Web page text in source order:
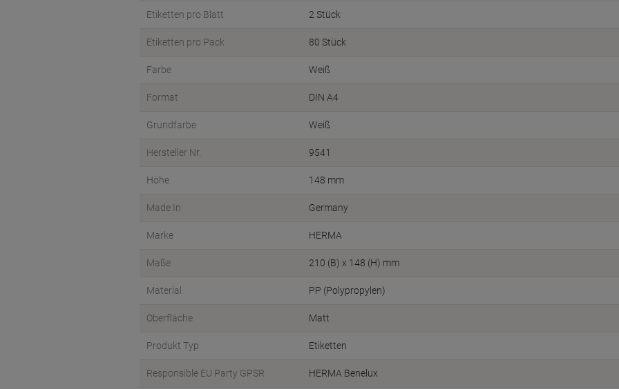
Etiketten pro Blatt 2 Stück
Etiketten pro Pack 80 Stück
Farbe Weiß
Format DIN A4
Grundfarbe Weiß
Hersteller Nr. 9541
Höhe 148 mm
Made In Germany
Marke HERMA
Maße 210 (B) x 148 (H) mm
Material PP (Polypropylen)
Oberfläche Matt
Produkt Typ Etiketten
Responsible EU Party GPSR HERMA Benelux